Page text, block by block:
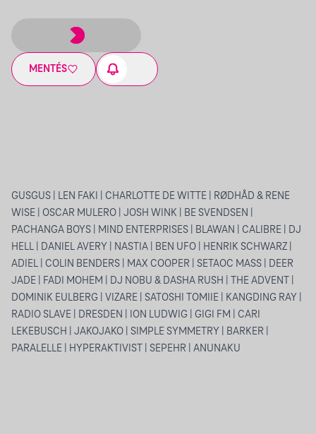
MENTÉS
GUSGUS | LEN FAKI | CHARLOTTE DE WITTE | RØDHÅD & RENE
WISE | OSCAR MULERO | JOSH WINK | BE SVENDSEN |
PACHANGA BOYS | MIND ENTERPRISES | BLAWAN | CALIBRE | DJ
HELL | DANIEL AVERY | NASTIA | BEN UFO | HENRIK SCHWARZ |
ADIEL | COLIN BENDERS | MAX COOPER | SETAOC MASS | DEER
JADE | FADI MOHEM | DJ NOBU & DASHA RUSH | THE ADVENT |
DOMINIK EULBERG | VIZARE | SATOSHI TOMIIE | KANGDING RAY |
RADIO SLAVE | DRESDEN | ION LUDWIG | GIGI FM | CARI
LEKEBUSCH | JAKOJAKO | SIMPLE SYMMETRY | BARKER |
PARALELLE | HYPERAKTIVIST | SEPEHR | ANUNAKU